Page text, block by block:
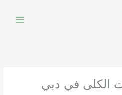
الكلى في دبي